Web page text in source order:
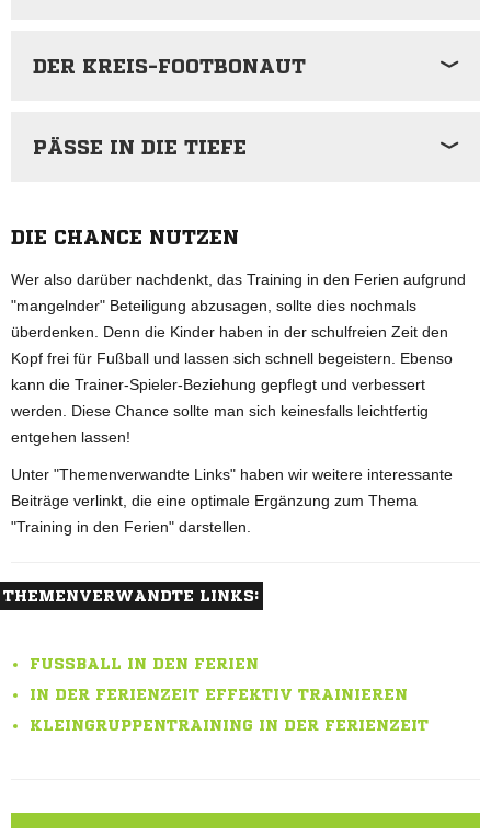
DER KREIS-FOOTBONAUT
PÄSSE IN DIE TIEFE
DIE CHANCE NUTZEN
Wer also darüber nachdenkt, das Training in den Ferien aufgrund
"mangelnder" Beteiligung abzusagen, sollte dies nochmals
überdenken. Denn die Kinder haben in der schulfreien Zeit den
Kopf frei für Fußball und lassen sich schnell begeistern. Ebenso
kann die Trainer-Spieler-Beziehung gepflegt und verbessert
werden. Diese Chance sollte man sich keinesfalls leichtfertig
entgehen lassen!
Unter "Themenverwandte Links" haben wir weitere interessante
Beiträge verlinkt, die eine optimale Ergänzung zum Thema
"Training in den Ferien" darstellen.
THEMENVERWANDTE LINKS:
FUSSBALL IN DEN FERIEN
IN DER FERIENZEIT EFFEKTIV TRAINIEREN
KLEINGRUPPENTRAINING IN DER FERIENZEIT